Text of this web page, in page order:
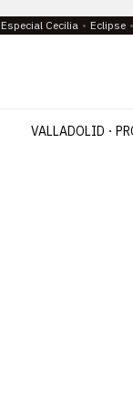
Especial Cecilia Eclipse
VALLADOLID